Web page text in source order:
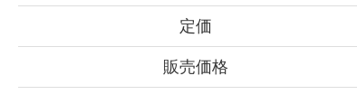
定価
販売価格